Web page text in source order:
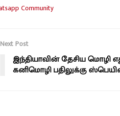
Next Post
இந்தியாவின் தேசிய மொழி
கனிமொழி பதிலுக்கு